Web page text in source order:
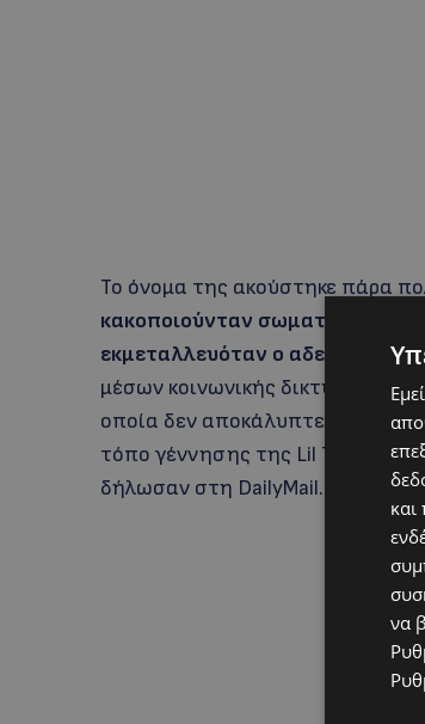
To όνομα της ακούστηκε πάρα
κακοποιούνταν σωματικά και
εκμεταλλευόταν ο αδελφός της.
μέσων κοινωνικής δικτύωσης
οποία δεν αποκάλυπτε την
τόπο γέννησης της Lil Tay, όσο
δήλωσαν στη DailyMail.com ότι
να